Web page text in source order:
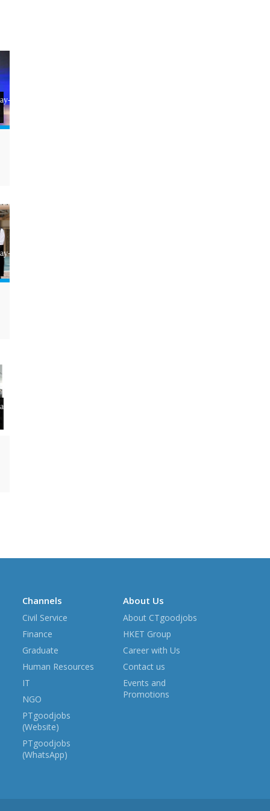
Channels
Civil Service
Finance
Graduate
Human Resources
IT
NGO
PTgoodjobs
(Website)
PTgoodjobs
(WhatsApp)
About Us
About CTgoodjobs
HKET Group
Career with Us
Contact us
Events and
Promotions